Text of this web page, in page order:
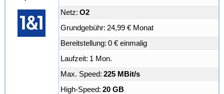
Netz: O2
Grundgebühr: 24,99 € Monat
Bereitstellung: 0 € einmalig
Laufzeit: 1 Mon.
Max. Speed: 225 MBit/s
High-Speed: 20 GB